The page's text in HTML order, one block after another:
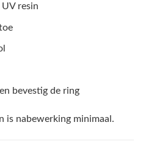
resin
bevestig de ring
is nabewerking minimaal.